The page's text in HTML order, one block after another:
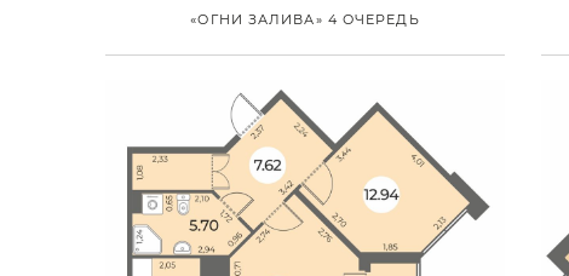
«ОГНИ ЗАЛИВА» 4 ОЧЕРЕДЬ